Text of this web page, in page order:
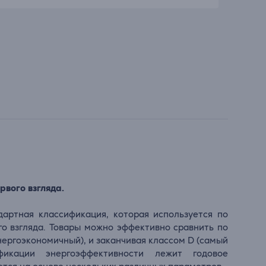
взгляда.
классификация, которая используется по
взгляда. Товары можно эффективно сравнить по
и заканчивая классом D (самый
энергоэффективности лежит годовое